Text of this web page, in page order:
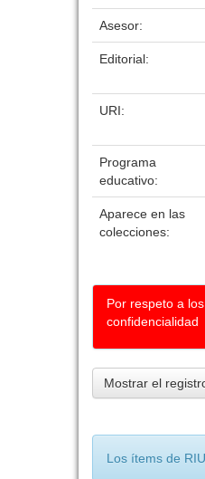
Asesor:
Editorial:
URI:
Programa
educativo:
Aparece en las
colecciones:
Por respeto a
confidencialidad
Mostrar el
Los ítems de